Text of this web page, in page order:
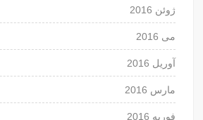
ژوئن 2016
می 2016
آوریل 2016
مارس 2016
فوریه 2016